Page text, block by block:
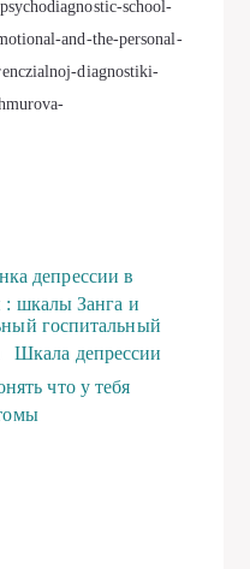
school-
and-the-personal-
diagnostiki-
депрессии в
: шкалы Занга и
госпитальный
Шкала депрессии
что у тебя